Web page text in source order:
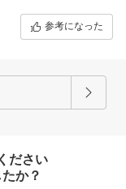
人であっという間に
参考になった
ださい
か？